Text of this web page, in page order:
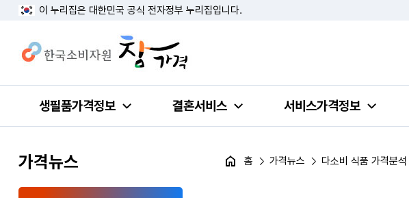
이 누리집은 대한민국 공식 전자정부 누리집입니다.
생필품가격정보 결혼서비스 서비스가격정보
가격뉴스 홈 가격뉴스 다소비 식품 가격분석